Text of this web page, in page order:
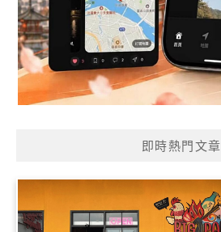
即時熱門文章